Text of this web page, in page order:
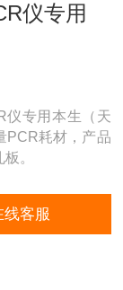
仪专用
仪专用本生（天
PCR耗材，产品
。
线客服